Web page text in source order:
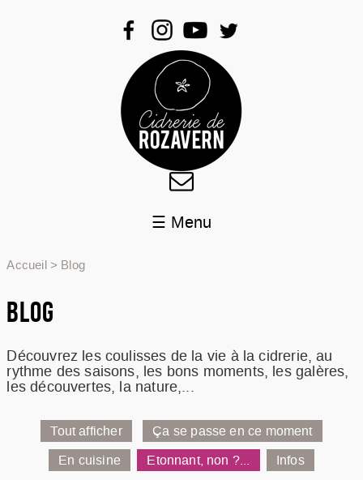
☰ Menu
PRODUITS
BIENVENUE À LA FERME
RECETTES
NOTRE METIER
RESSOURCES
FAQ
COMMANDER
Accueil> Blog
BLOG
Découvrez les coulisses de la vie à la cidrerie, au
rythme des saisons, les bons moments, les galères,
les découvertes, la nature,...
Tout afficher
Ça se passe en ce moment
En cuisine
Etonnant, non ?... Infos